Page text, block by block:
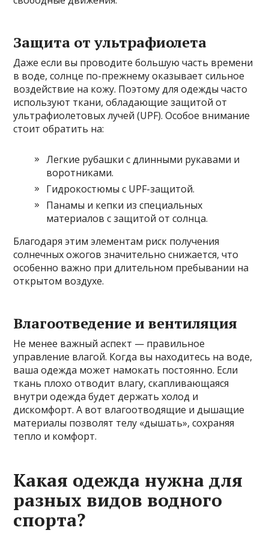
Защита от ультрафиолета
Даже если вы проводите большую часть времени
в воде, солнце по-прежнему оказывает сильное
воздействие на кожу. Поэтому для одежды часто
используют ткани, обладающие защитой от
ультрафиолетовых лучей (UPF). Особое внимание
стоит обратить на:
Легкие рубашки с длинными рукавами и
воротниками.
Гидрокостюмы с UPF-защитой.
Панамы и кепки из специальных
материалов с защитой от солнца.
Благодаря этим элементам риск получения
солнечных ожогов значительно снижается, что
особенно важно при длительном пребывании на
открытом воздухе.
Влагоотведение и вентиляция
Не менее важный аспект — правильное
управление влагой. Когда вы находитесь на воде,
ваша одежда может намокать постоянно. Если
ткань плохо отводит влагу, скапливающаяся
внутри одежда будет держать холод и
дискомфорт. А вот влагоотводящие и дышащие
материалы позволят телу «дышать», сохраняя
тепло и комфорт.
Какая одежда нужна для
разных видов водного
спорта?